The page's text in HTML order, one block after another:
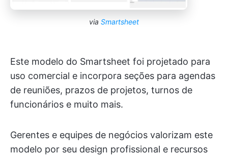
via Smartsheet
Este modelo do Smartsheet foi projetado para
uso comercial e incorpora seções para agendas
de reuniões, prazos de projetos, turnos de
funcionários e muito mais.
Gerentes e equipes de negócios valorizam este
modelo por seu design profissional e recursos